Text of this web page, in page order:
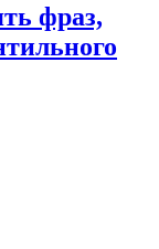
фраз,